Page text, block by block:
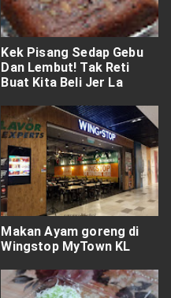
Kek Pisang Sedap Gebu
Dan Lembut! Tak Reti
Buat Kita Beli Jer La
Makan Ayam goreng di
Wingstop MyTown KL